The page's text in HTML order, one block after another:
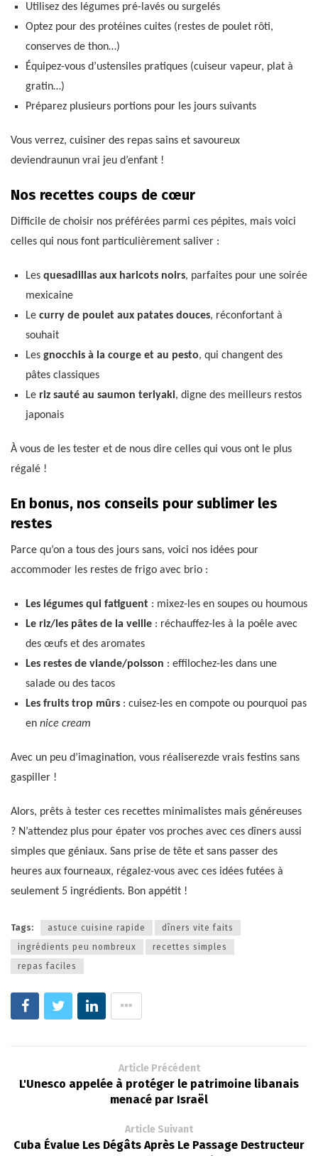
Utilisez des légumes pré-lavés ou surgelés
Optez pour des protéines cuites (restes de poulet rôti,
conserves de thon…)
Équipez-vous d’ustensiles pratiques (cuiseur vapeur, plat à
gratin…)
Préparez plusieurs portions pour les jours suivants
Vous verrez, cuisiner des repas sains et savoureux
deviendraunun vrai jeu d’enfant !
Nos recettes coups de cœur
Difficile de choisir nos préférées parmi ces pépites, mais voici
celles qui nous font particulièrement saliver :
Les quesadillas aux haricots noirs, parfaites pour une soirée
mexicaine
Le curry de poulet aux patates douces, réconfortant à
souhait
Les gnocchis à la courge et au pesto, qui changent des
pâtes classiques
Le riz sauté au saumon teriyaki, digne des meilleurs restos
japonais
À vous de les tester et de nous dire celles qui vous ont le plus
régalé !
En bonus, nos conseils pour sublimer les
restes
Parce qu’on a tous des jours sans, voici nos idées pour
accommoder les restes de frigo avec brio :
Les légumes qui fatiguent: mixez-les en soupes ou houmous
Le riz/les pâtes de la veille: réchauffez-les à la poêle avec
des œufs et des aromates
Les restes de viande/poisson : effilochez-les dans une
salade ou des tacos
Les fruits trop mûrs: cuisez-les en compote ou pourquoi pas
en nice cream
Avec un peu d’imagination, vous réaliserezde vrais festins sans
gaspiller !
Alors, prêts à tester ces recettes minimalistes mais généreuses
? N’attendez plus pour épater vos proches avec ces dîners aussi
simples que géniaux. Sans prise de tête et sans passer des
heures aux fourneaux, régalez-vous avec ces idées futées à
seulement 5 ingrédients. Bon appétit !
Tags: astuce cuisine rapide
dîners vite faits
ingrédients peu nombreux
recettes simples
repas faciles
Article Précédent
L'Unesco appelée à protéger le patrimoine libanais
menacé par Israël
Article Suivant
Cuba Évalue Les Dégâts Après Le Passage Destructeur